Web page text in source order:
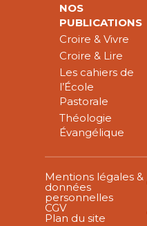
NOS
PUBLICATIONS
Croire & Vivre
Croire & Lire
Les cahiers de
l’École
Pastorale
Théologie
Évangélique
Mentions légales &
données
personnelles
CGV
Plan du site